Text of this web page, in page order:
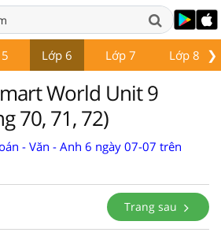
❯
Lớp 6 Lớp 7 Lớp 8
World Unit 9
70, 71, 72)
- Văn - Anh 6 ngày 07-07 trên
Trang sau